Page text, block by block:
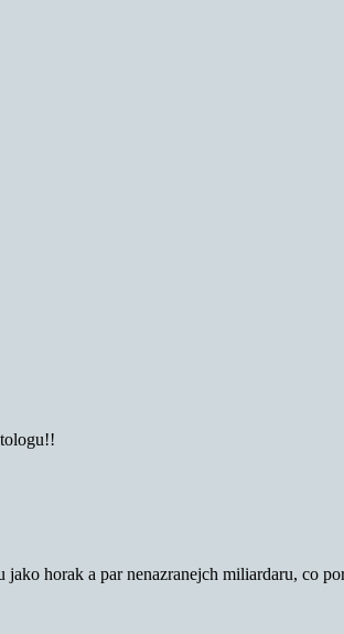
horak a par nenazranejch miliardaru, co